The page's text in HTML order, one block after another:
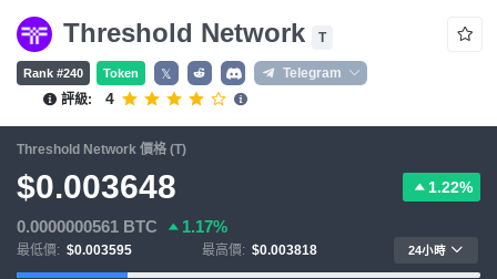
Threshold Network T
Rank #240 Token 𝕏
Telegram
評級:
4
Threshold Network 價格 (T)
$0.003648 1.22%
0.0000000561 BTC 1.17%
最低價: $0.003595 最高價: $0.003818 24小時